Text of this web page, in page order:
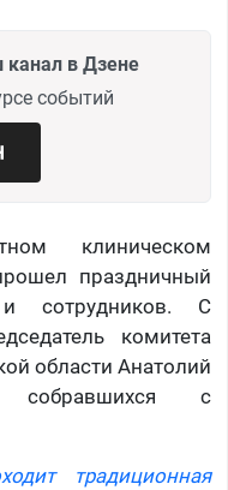
канал в Дзене
событий
клиническом
праздничный
сотрудников. С
комитета
области Анатолий
собравшихся с
традиционная